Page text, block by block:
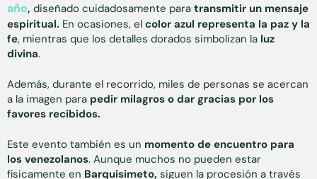
año, diseñado cuidadosamente para transmitir un mensaje
espiritual. En ocasiones, el color azul representa la paz y la
fe, mientras que los detalles dorados simbolizan la luz
divina.
Además, durante el recorrido, miles de personas se acercan
a la imagen para pedir milagros o dar gracias por los
favores recibidos.
Este evento también es un momento de encuentro para
los venezolanos. Aunque muchos no pueden estar
físicamente en Barquisimeto, siguen la procesión a través